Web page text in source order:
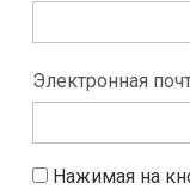
Электронная
Нажимая на